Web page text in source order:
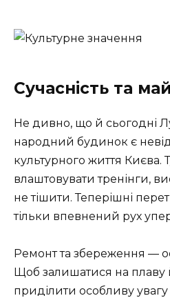
Сучасність та
Не дивно, що й сьогодні
народний будинок є
культурного життя Києва.
влаштовувати тренінги,
не тішити. Теперішні
тільки впевнений рух
Ремонт та збереження —
Щоб залишатися на плаву
приділити особливу увагу